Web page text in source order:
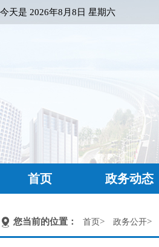
今天是 2026年8月8日 星期六
首页 政务动态
您当前的位置： 首页> 政务公开>